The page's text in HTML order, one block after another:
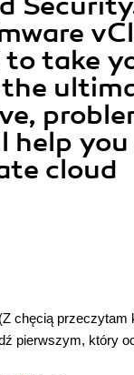
to take
help
cloud
(Z chęcią przeczytam
pierwszym, który